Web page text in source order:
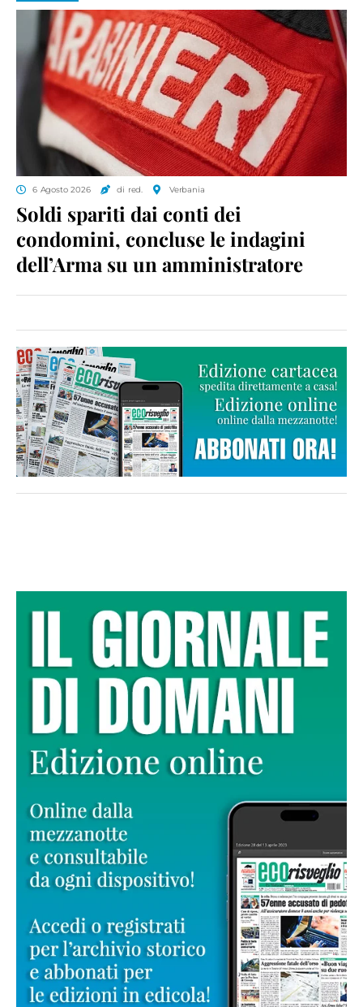
6 Agosto 2026 di red. Verbania
Soldi spariti dai conti dei
condomini, concluse le indagini
dell’Arma su un amministratore